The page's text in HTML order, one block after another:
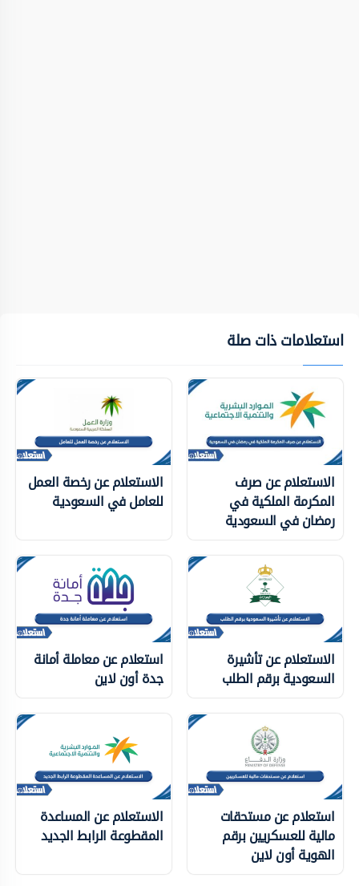
استعلامات ذات صلة
الاستعلام عن صرف
المكرمة الملكية في
رمضان في السعودية
الاستعلام عن رخصة العمل
للعامل في السعودية
الاستعلام عن تأشيرة
السعودية برقم الطلب
استعلام عن معاملة أمانة
جدة أون لاين
استعلام عن مستحقات
مالية للعسكريين برقم
الهوية أون لاين
الاستعلام عن المساعدة
المقطوعة الرابط الجديد